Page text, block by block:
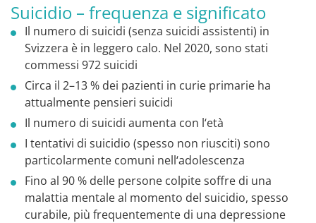
Suicidio – frequenza e significato
Il numero di suicidi (senza suicidi assistenti) in
Svizzera è in leggero calo. Nel 2020, sono stati
commessi 972 suicidi
Circa il 2–13 % dei pazienti in curie primarie ha
attualmente pensieri suicidi
Il numero di suicidi aumenta con l‘età
I tentativi di suicidio (spesso non riusciti) sono
particolarmente comuni nell‘adolescenza
Fino al 90 % delle persone colpite soffre di una
malattia mentale al momento del suicidio, spesso
curabile, più frequentemente di una depressione